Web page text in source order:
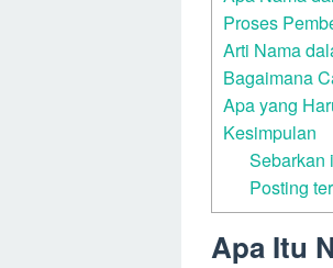
Proses
Arti Nama
Bagaimana
Apa yang
Kesimpulan
Sebarkan
Posting
Apa Itu